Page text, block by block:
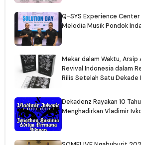
Q-SYS Experience Center
Melodia Musik Pondok
Mekar dalam Waktu, Arsip
Revival Indonesia dalam
Rilis Setelah Satu Dekade
Dekadenz Rayakan 10
Menghadirkan Vladimir